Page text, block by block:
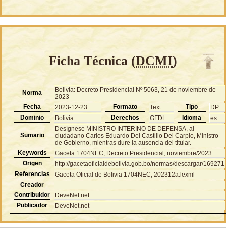
Ficha Técnica (DCMI)
Norma
Bolivia: Decreto Presidencial Nº 5063, 21 de noviembre de
2023
Fecha
2023-12-23 Formato Text Tipo
DP
Dominio
Bolivia Derechos GFDL Idioma es
Sumario
Desígnese MINISTRO INTERINO DE DEFENSA, al
ciudadano Carlos Eduardo Del Castillo Del Carpio, Ministro
de Gobierno, mientras dure la ausencia del titular.
Keywords
Gaceta 1704NEC, Decreto Presidencial, noviembre/2023
Origen
http://gacetaoficialdebolivia.gob.bo/normas/descargar/169271
Referencias
Gaceta Oficial de Bolivia 1704NEC, 202312a.lexml
Creador
Contribuidor
DeveNet.net
Publicador
DeveNet.net